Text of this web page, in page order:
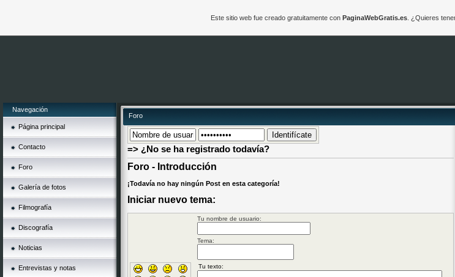
Navegación
Página principal
Contacto
Foro
Galería de fotos
Filmografía
Discografía
Noticias
Entrevistas y notas
Foro
=> ¿No se ha registrado todavía?
Foro - Introducción
¡Todavía no hay ningún Post en esta categoría!
Iniciar nuevo tema:
Tu nombre de usuario:
Tema:
Este sitio web fue creado gratuitamente con PaginaWebGratis.es. ¿Quieres